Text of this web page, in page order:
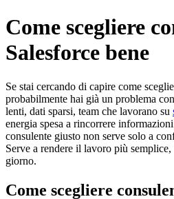
Skip
to
content
Come scegliere
Salesforce bene
Se stai cercando di capire come
probabilmente hai già un problema
lenti, dati sparsi, team che lavorano su
energia spesa a rincorrere
consulente giusto non serve solo a
Serve a rendere il lavoro più
giorno.
Come scegliere